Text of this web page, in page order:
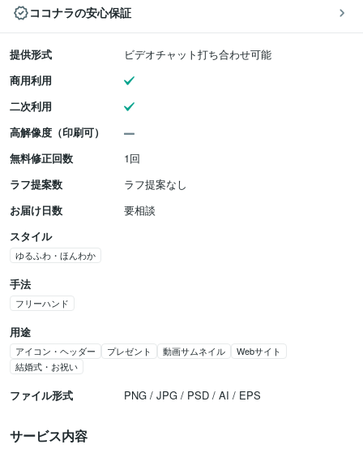
ココナラの安心保証
提供形式
ビデオチャット打ち合わせ可能
商用利用
二次利用
高解像度（印刷可）
無料修正回数
1回
ラフ提案数
ラフ提案なし
お届け日数
要相談
スタイル
ゆるふわ・ほんわか
手法
フリーハンド
用途
アイコン・ヘッダー プレゼント 動画サムネイル
Webサイト
結婚式・お祝い
ファイル形式 PNG / JPG / PSD / AI / EPS
サービス内容